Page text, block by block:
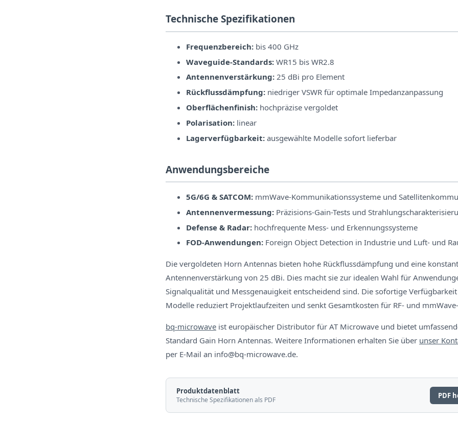
Technische Spezifikationen
Frequenzbereich: bis 400 GHz
Waveguide-Standards: WR15 bis WR2.8
Antennenverstärkung: 25 dBi pro Element
Rückflussdämpfung: niedriger VSWR für optimale Impedanzanpassung
Oberflächenfinish: hochpräzise vergoldet
Polarisation: linear
Lagerverfügbarkeit: ausgewählte Modelle sofort lieferbar
Anwendungsbereiche
5G/6G & SATCOM: mmWave-Kommunikationssysteme und
Antennenvermessung: Präzisions-Gain-Tests und
Defense & Radar: hochfrequente Mess- und Erkennungssysteme
FOD-Anwendungen: Foreign Object Detection in Industrie und Luft- und
Die vergoldeten Horn Antennas bieten hohe Rückflussdämpfung und eine
Antennenverstärkung von 25 dBi. Dies macht sie zur idealen Wahl für
Signalqualität und Messgenauigkeit entscheidend sind. Die sofortige
Modelle reduziert Projektlaufzeiten und senkt Gesamtkosten für RF- und
bq-microwave ist europäischer Distributor für AT Microwave und bietet
Standard Gain Horn Antennas. Weitere Informationen erhalten Sie über unser
per E-Mail an info@bq-microwave.de.
Produktdatenblatt
Technische Spezifikationen als PDF PDF